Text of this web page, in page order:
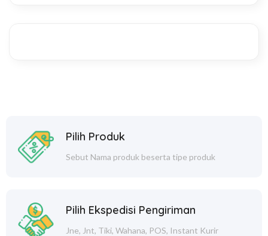
Pilih Produk
Sebut Nama produk beserta tipe produk
Pilih Ekspedisi Pengiriman
Jne, Jnt, Tiki, Wahana, POS, Instant Kurir